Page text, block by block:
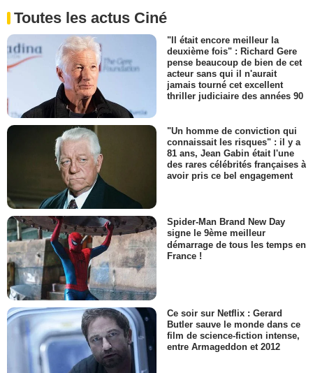
Toutes les actus Ciné
"Il était encore meilleur la
deuxième fois" : Richard Gere
pense beaucoup de bien de cet
acteur sans qui il n'aurait
jamais tourné cet excellent
thriller judiciaire des années 90
"Un homme de conviction qui
connaissait les risques" : il y a
81 ans, Jean Gabin était l'une
des rares célébrités françaises à
avoir pris ce bel engagement
Spider-Man Brand New Day
signe le 9ème meilleur
démarrage de tous les temps en
France !
Ce soir sur Netflix : Gerard
Butler sauve le monde dans ce
film de science-fiction intense,
entre Armageddon et 2012